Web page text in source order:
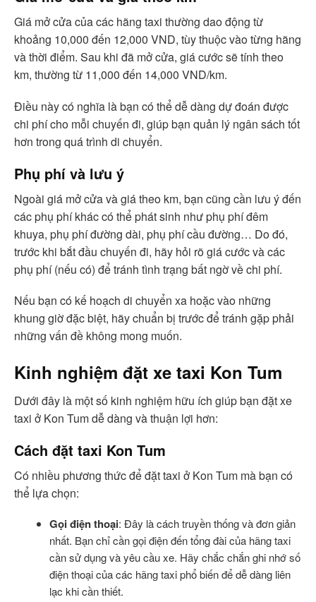
Giá mở cửa của các hãng taxi thường dao động từ
khoảng 10,000 đến 12,000 VND, tùy thuộc vào từng hãng
và thời điểm. Sau khi đã mở cửa, giá cước sẽ tính theo
km, thường từ 11,000 đến 14,000 VND/km.
Điều này có nghĩa là bạn có thể dễ dàng dự đoán được
chi phí cho mỗi chuyến đi, giúp bạn quản lý ngân sách tốt
hơn trong quá trình di chuyển.
Phụ phí và lưu ý
Ngoài giá mở cửa và giá theo km, bạn cũng cần lưu ý đến
các phụ phí khác có thể phát sinh như phụ phí đêm
khuya, phụ phí đường dài, phụ phí cầu đường… Do đó,
trước khi bắt đầu chuyến đi, hãy hỏi rõ giá cước và các
phụ phí (nếu có) để tránh tình trạng bất ngờ về chi phí.
Nếu bạn có kế hoạch di chuyển xa hoặc vào những
khung giờ đặc biệt, hãy chuẩn bị trước để tránh gặp phải
những vấn đề không mong muốn.
Kinh nghiệm đặt xe taxi Kon Tum
Dưới đây là một số kinh nghiệm hữu ích giúp bạn đặt xe
taxi ở Kon Tum dễ dàng và thuận lợi hơn:
Cách đặt taxi Kon Tum
Có nhiều phương thức để đặt taxi ở Kon Tum mà bạn có
thể lựa chọn:
Gọi điện thoại: Đây là cách truyền thống và đơn giản
nhất. Bạn chỉ cần gọi điện đến tổng đài của hãng taxi
cần sử dụng và yêu cầu xe. Hãy chắc chắn ghi nhớ số
điện thoại của các hãng taxi phổ biến để dễ dàng liên
lạc khi cần thiết.